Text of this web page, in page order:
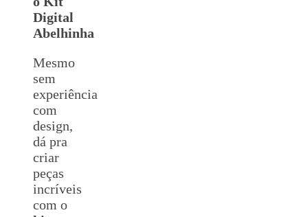
Digital
Abelhinha
Mesmo
sem
experiência
com
design,
dá pra
criar
peças
incríveis
com o